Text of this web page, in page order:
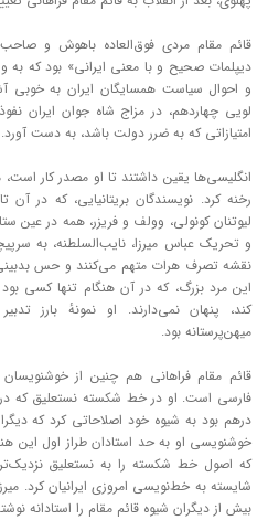
قائم مقام مردی فوق‌العاده باهوش و
دیپلمات صحیح و با معنی ایرانی» بود که به
و احوال سیاست همسایگان ایران به خوبی
لویی چهاردهم، در مزاج شاه جوان ایران
امتیازاتی که به ضرر دولت باشد، به دست آورد.
انگلیسی‌ها یقین داشتند تا او مصدر کار
رخنه کرد. نویسندگان بریتانیایی، که در آن
لیوتنان کونولی، وولف و فریزر، همه در عین
و تحریک عباس میرزا، نایب‌السلطنه، به
نقشه تصرف هرات متهم می‌کنند و حس
این مرد بزرگ، که در آن هنگام تنها کسی
کند، پنهان نمی‌دارند. او نمونهٔ بارز
میهن‌پرستانه بود.
قائم مقام فراهانی هم چنین از
فارسی است. او در خط شکسته نستعلیق که در
درهم بود به شیوه خود اصلاحاتی کرد که
خوشنویسی او به حد استادان طراز اول این
که اصول خط شکسته را به نستعلیق
شایسته به خط‌نویسی امروزی ایرانیان کرد.
بیش از دیگران شیوه قائم مقام را استادانه